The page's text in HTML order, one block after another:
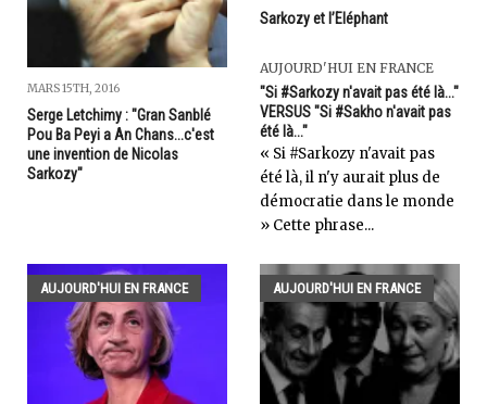
MARS 15TH, 2016
Serge Letchimy : "Gran Sanblé
Pou Ba Peyi a An Chans...c'est
une invention de Nicolas
Sarkozy"
Sarkozy et l’Eléphant
AUJOURD'HUI EN FRANCE
"Si #Sarkozy n'avait pas été là..."
VERSUS "Si #Sakho n'avait pas
été là..."
« Si #Sarkozy n'avait pas
été là, il n'y aurait plus de
démocratie dans le monde
» Cette phrase...
AUJOURD'HUI EN FRANCE AUJOURD'HUI EN FRANCE